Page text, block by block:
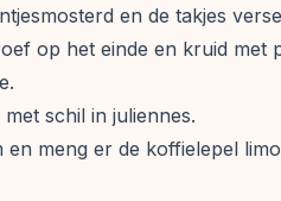
en de takjes
op het einde en kruid met
schil in juliennes.
en meng er de koffielepel